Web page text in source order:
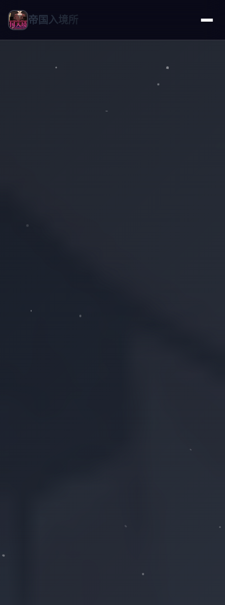
帝国入境所